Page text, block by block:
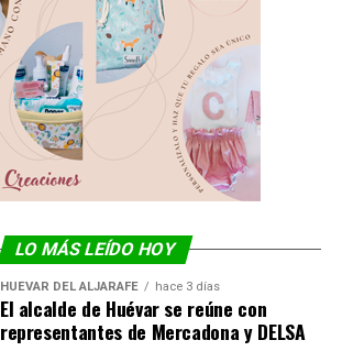
LO MÁS LEÍDO HOY
HUÉVAR DEL ALJARAFE hace 3 días
El alcalde de Huévar se reúne con
representantes de Mercadona y DELSA